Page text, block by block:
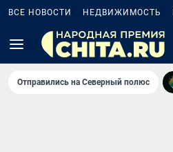
ВСЕ НОВОСТИ НЕДВИЖИМОСТЬ
Отправились на Северный полюс